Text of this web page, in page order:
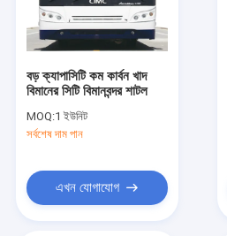
বড় ক্যাপাসিটি কম কার্বন খাদ
বিমানের সিটি বিমানবন্দর শাটল
MOQ:1 ইউনিট
সর্বশেষ দাম পান
এখন যোগাযোগ